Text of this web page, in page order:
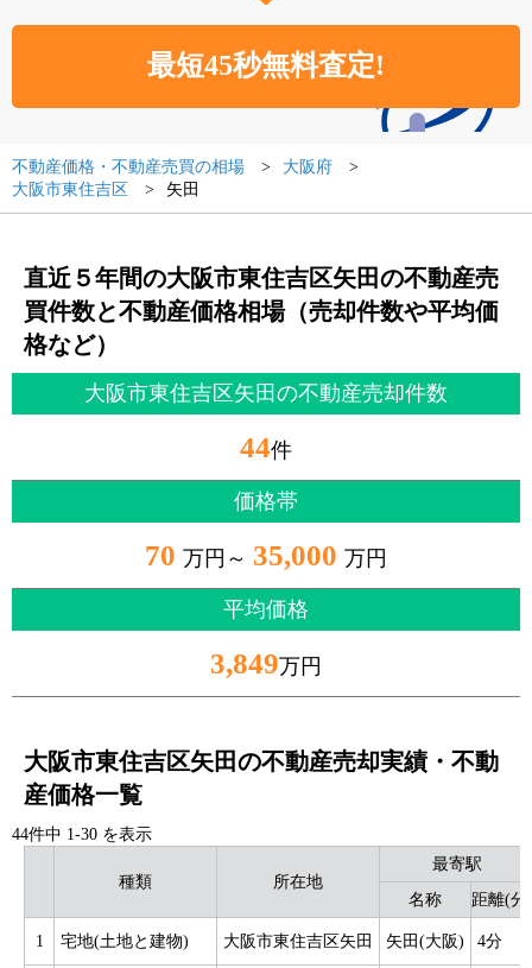
不動産価格・不動産売買の相場
大阪府
大阪市東住吉区
矢田
直近５年間の大阪市東住吉区矢田の不動産売
買件数と不動産価格相場（売却件数や平均価
格など）
大阪市東住吉区矢田の不動産売却件数
44件
価格帯
70 万円～ 35,000 万円
平均価格
3,849万円
大阪市東住吉区矢田の不動産売却実績・不動
産価格一覧
44件中 1-30 を表示
種類 所在地
最寄駅
名称
距離(分)
1 宅地(土地と建物) 大阪市東住吉区矢田 矢田(大阪) 4分